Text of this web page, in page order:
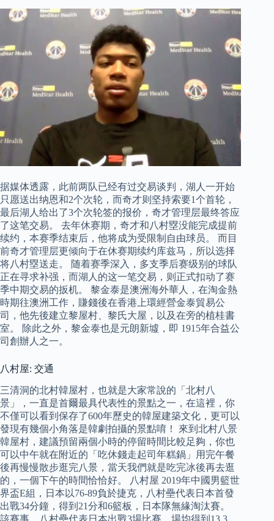
据媒体透露，此前两队已经有过交易谈判，湖人一开始
只愿送出纳恩和2个次轮，而奇才则坚持索要1个首轮，
最后湖人给出了3个次轮签的报价，奇才管理层最终答应
了这笔交易。 去年休赛期，奇才和八村塁没能完成提前
续约，本赛季结束后，他将成为受限制自由球员。 而目
前奇才管理层更倾向于在休赛期续约库兹马，所以选择
将八村塁送走。 随着赛季深入，多支季后赛级别的球队
正在寻求补强，而湖人的这一笔交易，则正式扣动了赛
季中期交易的扳机。 黎金泰是澳洲海外華人，在淘金熱
時期往澳洲工作，賺錢後在香港上環經營金泰貿易公
司，他先後建立黎屋村、黎氏大屋，以及在旁的植桂書
室。 除此之外，黎金泰也是元朗新墟，即 1915年合益公
司創辦人之一。
八村屋: 交通
三清洞的北村韓屋村，也就是大家常說的「北村八
景」，一直是首爾最具代表性的景點之一，在這裡，你
不僅可以看到保存了600年歷史的韓屋建築文化，更可以
發現有幾個小角落是韓劇拍攝的景點唷！ 來到北村八景
韓屋村，建議預留兩個小時的停留時間比較足夠，你也
可以中午就在附近的「吃休錢走起司年糕鍋」用完午餐
後再慢慢散步逛完八景，當天我們就是吃完冰後再去逛
的，一個下午的時間恰恰好。 八村屋 2019年中國男籃世
界盃E組，日本以76-89負於捷克，八村壘代表日本首發
出戰34分鐘，得到21分和6籃板，日本隊無緣淘汰賽。